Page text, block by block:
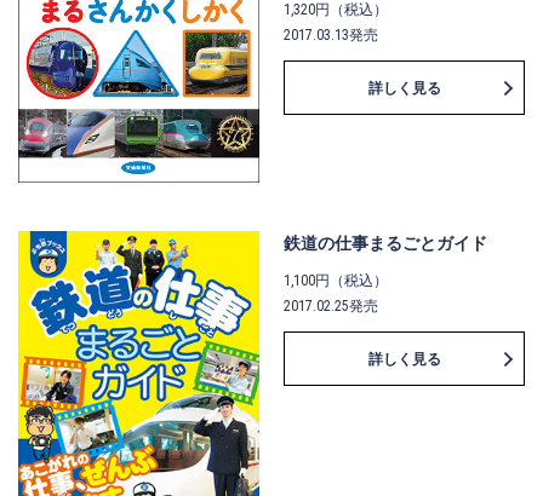
1,320円（税込）
2017.03.13発売
詳しく見る
鉄道の仕事まるごとガイド
1,100円（税込）
2017.02.25発売
詳しく見る